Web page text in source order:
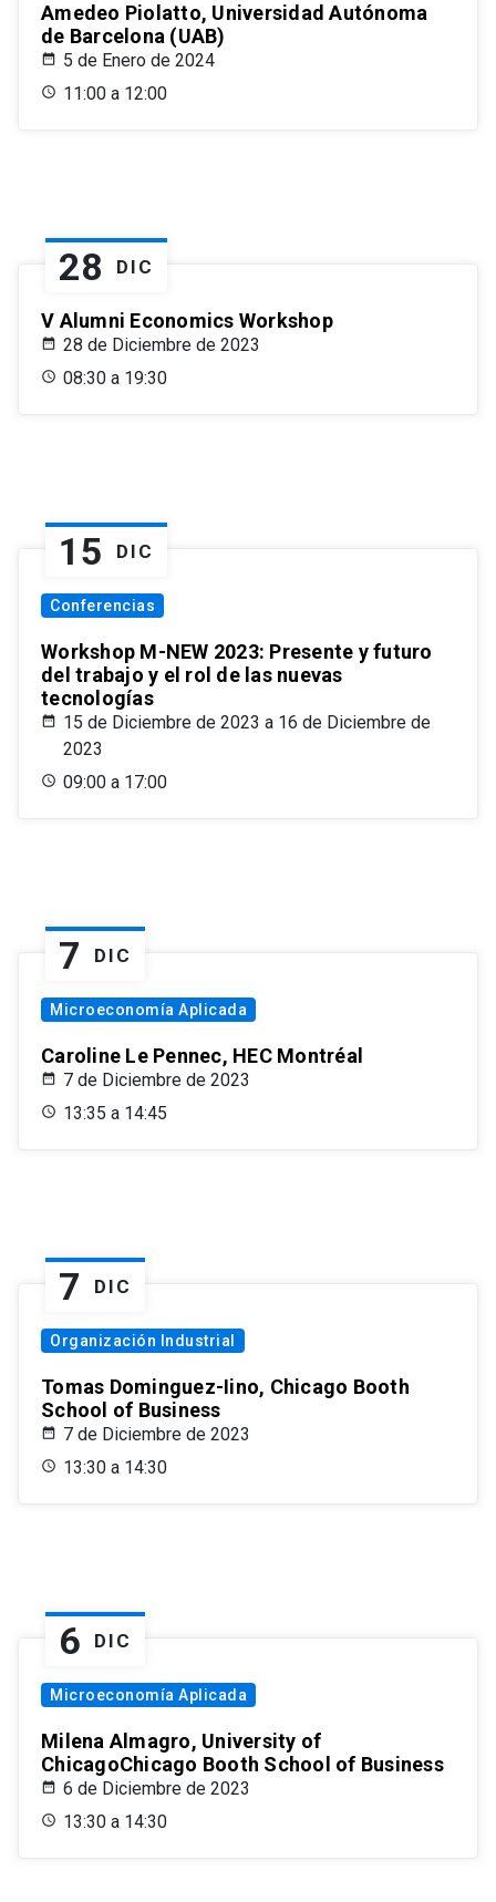
Amedeo Piolatto, Universidad Autónoma
de Barcelona (UAB)
5 de Enero de 2024
11:00 a 12:00
28 DIC
V Alumni Economics Workshop
28 de Diciembre de 2023
08:30 a 19:30
15 DIC
Conferencias
Workshop M-NEW 2023: Presente y futuro
del trabajo y el rol de las nuevas
tecnologías
15 de Diciembre de 2023 a 16 de Diciembre de
2023
09:00 a 17:00
7 DIC
Microeconomía Aplicada
Caroline Le Pennec, HEC Montréal
7 de Diciembre de 2023
13:35 a 14:45
7 DIC
Organización Industrial
Tomas Dominguez-Iino, Chicago Booth
School of Business
7 de Diciembre de 2023
13:30 a 14:30
6 DIC
Microeconomía Aplicada
Milena Almagro, University of
ChicagoChicago Booth School of Business
6 de Diciembre de 2023
13:30 a 14:30